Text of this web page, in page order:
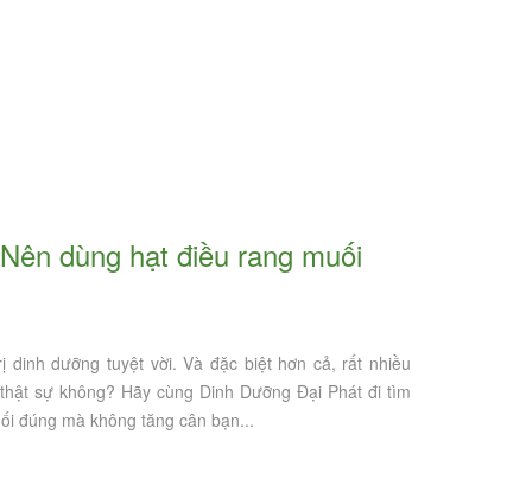
không? - Buổi tối ăn hạt điều rang
muối có béo không?
CAS Media
Trên thị trường có các
vặt nào? - Phân loại các
theo tiêu chuẩn quốc tế
dưỡng tuyệt vời. Và đặc biệt hơn cả, rất nhiều
sự không? Hãy cùng Dinh Dưỡng Đại Phát đi tìm
đúng mà không tăng cân bạn...